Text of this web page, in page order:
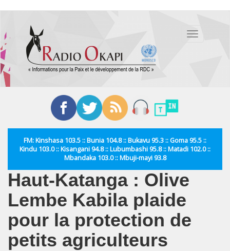
contenu
principal
Toggle
FM: Kinshasa 103.5 :: Bunia 104.8 :: Bukavu 95.3 :: Goma 95.5 ::
Kindu 103.0 :: Kisangani 94.8 :: Lubumbashi 95.8 :: Matadi 102.0 ::
Mbandaka 103.0 :: Mbuji-mayi 93.8
Haut-Katanga : Olive
Lembe Kabila plaide
pour la protection de
petits agriculteurs